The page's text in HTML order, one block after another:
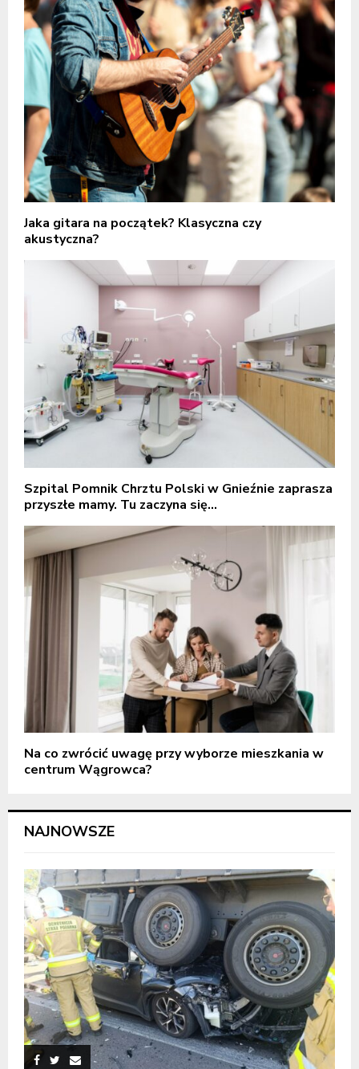
Jaka gitara na początek? Klasyczna czy
akustyczna?
Szpital Pomnik Chrztu Polski w Gnieźnie zaprasza
przyszłe mamy. Tu zaczyna się...
Na co zwrócić uwagę przy wyborze mieszkania w
centrum Wągrowca?
NAJNOWSZE